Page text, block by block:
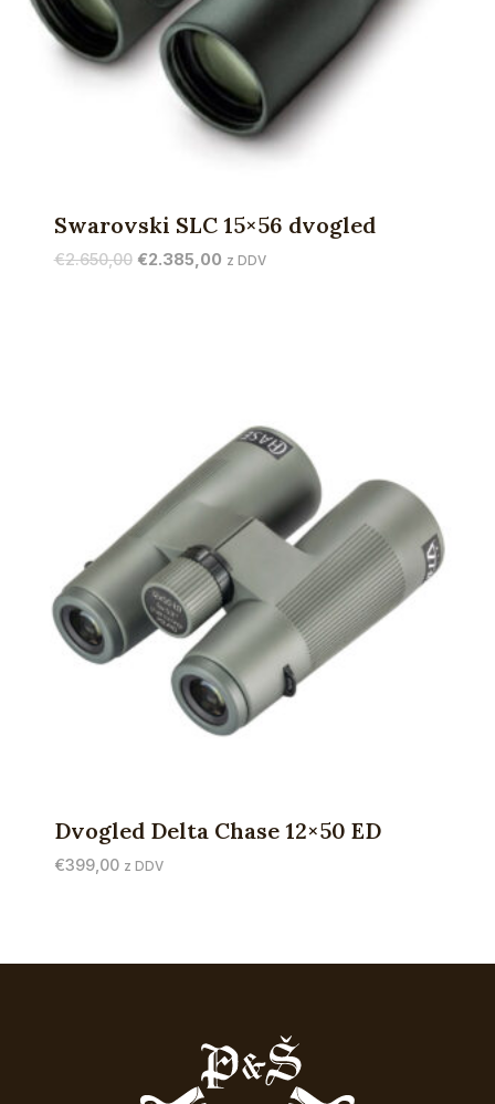
Swarovski SLC 15×56 dvogled
€2.650,00 Izvirna
€2.385,00Trenutna
z DDV
Dvogled Delta Chase 12×50 ED
€399,00 z DDV